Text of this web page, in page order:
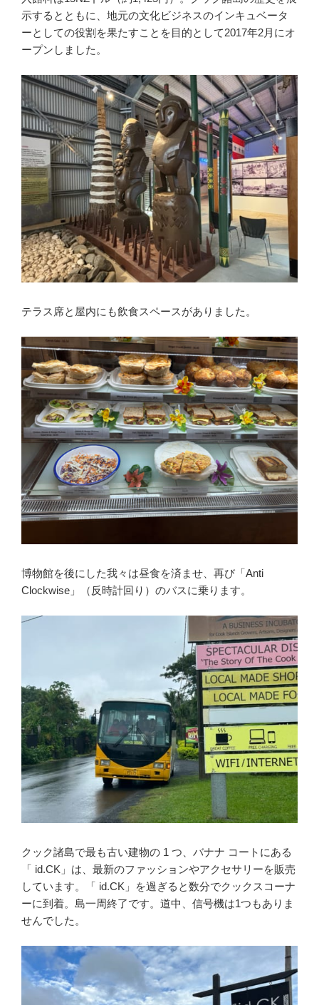
示するとともに、地元の文化ビジネスのインキュベータ
ーとしての役割を果たすことを目的として2017年2月にオ
ープンしました。
テラス席と屋内にも飲食スペースがありました。
博物館を後にした我々は昼食を済ませ、再び「Anti
Clockwise」（反時計回り）のバスに乗ります。
クック諸島で最も古い建物の 1 つ、バナナ コートにある
「 id.CK」は、最新のファッションやアクセサリーを販売
しています。「 id.CK」を過ぎると数分でクックスコーナ
ーに到着。島一周終了です。道中、信号機は1つもありま
せんでした。